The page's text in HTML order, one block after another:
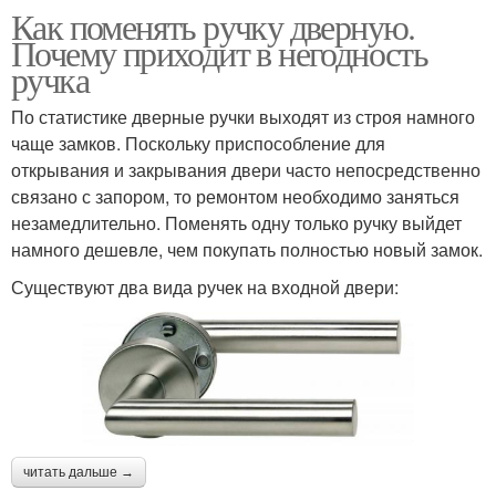
Как поменять ручку дверную.
Почему приходит в негодность
ручка
По статистике дверные ручки выходят из строя намного
чаще замков. Поскольку приспособление для
открывания и закрывания двери часто непосредственно
связано с запором, то ремонтом необходимо заняться
незамедлительно. Поменять одну только ручку выйдет
намного дешевле, чем покупать полностью новый замок.
Существуют два вида ручек на входной двери:
читать дальше →